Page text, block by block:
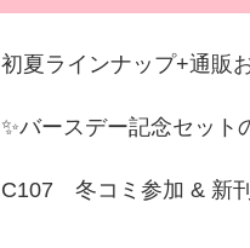
初夏ラインナップ+通販
✨️バースデー記念セット
C107 冬コミ参加 & 新